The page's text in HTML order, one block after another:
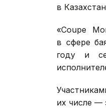
в
«Coupe
в сфере
году и
их числе —